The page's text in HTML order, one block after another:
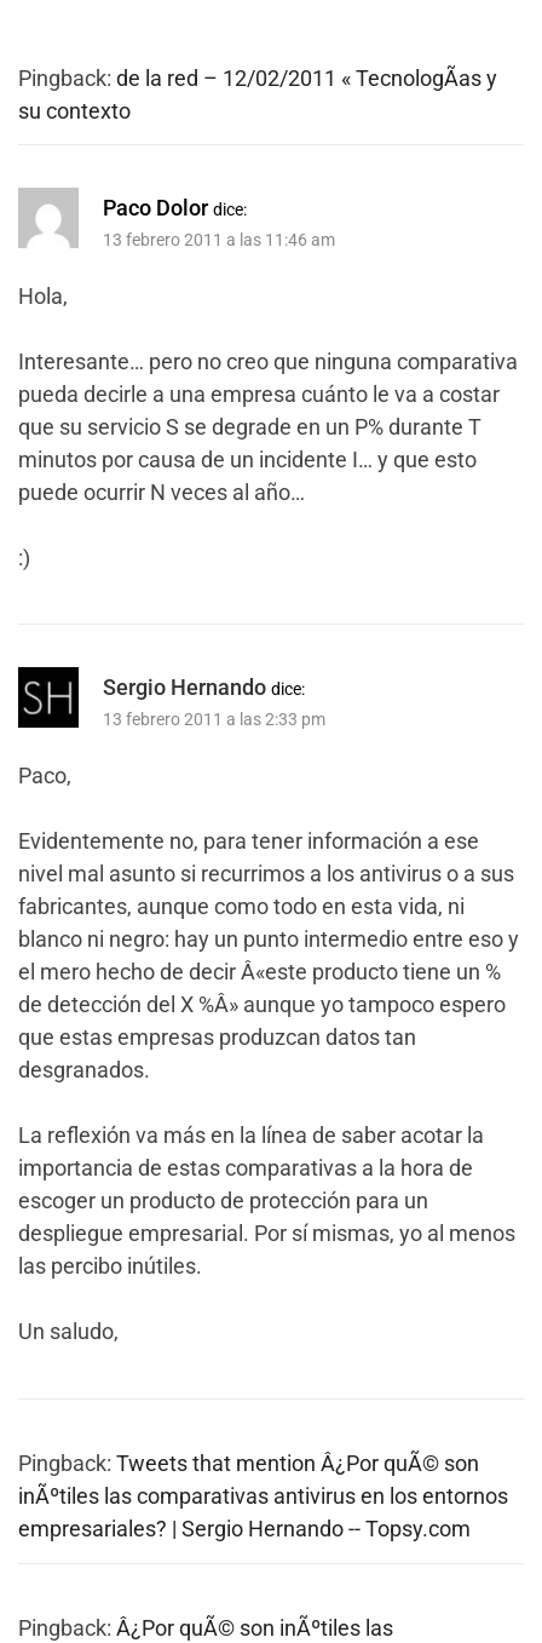
Pingback: de la red – 12/02/2011 « TecnologÃ­as y
su contexto
Paco Dolor dice:
13 febrero 2011 a las 11:46 am
Hola,
Interesante… pero no creo que ninguna comparativa
pueda decirle a una empresa cuánto le va a costar
que su servicio S se degrade en un P% durante T
minutos por causa de un incidente I… y que esto
puede ocurrir N veces al año…
:)
Sergio Hernando dice:
13 febrero 2011 a las 2:33 pm
Paco,
Evidentemente no, para tener información a ese
nivel mal asunto si recurrimos a los antivirus o a sus
fabricantes, aunque como todo en esta vida, ni
blanco ni negro: hay un punto intermedio entre eso y
el mero hecho de decir Â«este producto tiene un %
de detección del X %Â» aunque yo tampoco espero
que estas empresas produzcan datos tan
desgranados.
La reflexión va más en la línea de saber acotar la
importancia de estas comparativas a la hora de
escoger un producto de protección para un
despliegue empresarial. Por sí mismas, yo al menos
las percibo inútiles.
Un saludo,
Pingback: Tweets that mention Â¿Por quÃ© son
inÃºtiles las comparativas antivirus en los entornos
empresariales? | Sergio Hernando -- Topsy.com
Pingback: Â¿Por quÃ© son inÃºtiles las